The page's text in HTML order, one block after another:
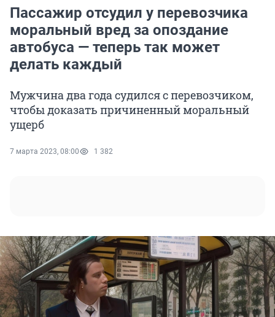
Пассажир отсудил у перевозчика
моральный вред за опоздание
автобуса — теперь так может
делать каждый
Мужчина два года судился с перевозчиком,
чтобы доказать причиненный моральный
ущерб
7 марта 2023, 08:00 1 382